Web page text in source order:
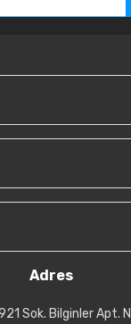
Adres
Sok. Bilginler Apt.